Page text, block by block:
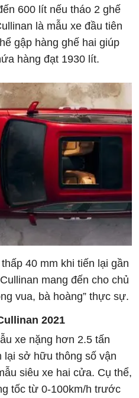
600 lít nếu tháo 2 ghế
là mẫu xe đầu tiên
gập hàng ghế hai giúp
hàng đạt 1930 lít.
40 mm khi tiến lại gần
mang đến cho chủ
vua, bà hoàng” thực sự.
2021
xe nặng hơn 2.5 tấn
lại sở hữu thông số vận
siêu xe hai cửa. Cụ thể,
tốc từ 0-100km/h trước